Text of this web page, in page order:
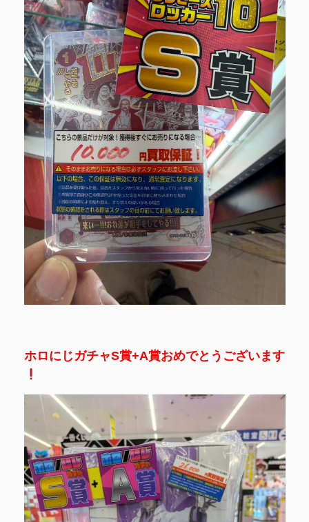
ホロにじガチャS賞+A賞おめでとうございます